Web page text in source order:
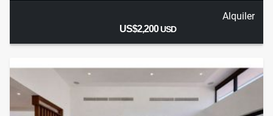
Alquiler
US$2,200USD